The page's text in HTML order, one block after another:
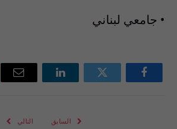
• جامعي لبناني
فيسبوك تويتر لينكدإن
البريد
السابق التالي